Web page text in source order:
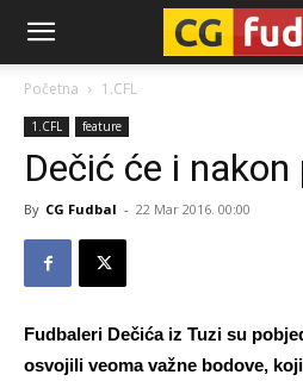
CG-
Fudbal
Početna 1.CFL
1.CFL feature
Dečić će i
By CG Fudbal - 22 Mar 2016. 00:00
Fudbaleri Dečića iz Tuzi su
osvojili veoma važne bodove,